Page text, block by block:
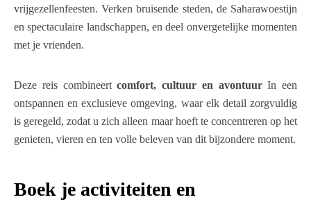
vrijgezellenfeesten. Verken bruisende steden, de Saharawoestijn
en spectaculaire landschappen, en deel onvergetelijke momenten
met je vrienden.
Deze reis combineertcomfort, cultuur en avontuurIn een
ontspannen en exclusieve omgeving, waar elk detail zorgvuldig
is geregeld, zodat u zich alleen maar hoeft te concentreren op het
genieten, vieren en ten volle beleven van dit bijzondere moment.
Boek je activiteiten en